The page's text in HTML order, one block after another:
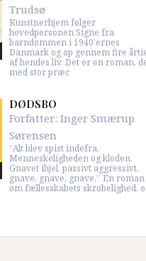
Trudsø
Kunstnerhjem følger
hovedpersonen Signe fra
barndommen i 1940’ernes
Danmark og op gennem fire
af hendes liv. Det er en roman,
med stor præc
DØDSBO
Forfatter: Inger Smærup
Sørensen
”Alt blev spist indefra.
Menneskeligheden og kloden.
Gnavet ihjel, passivt aggressivt,
gnave, gnave, gnave.” En roman
om fællesskabets skrøbelighed, o